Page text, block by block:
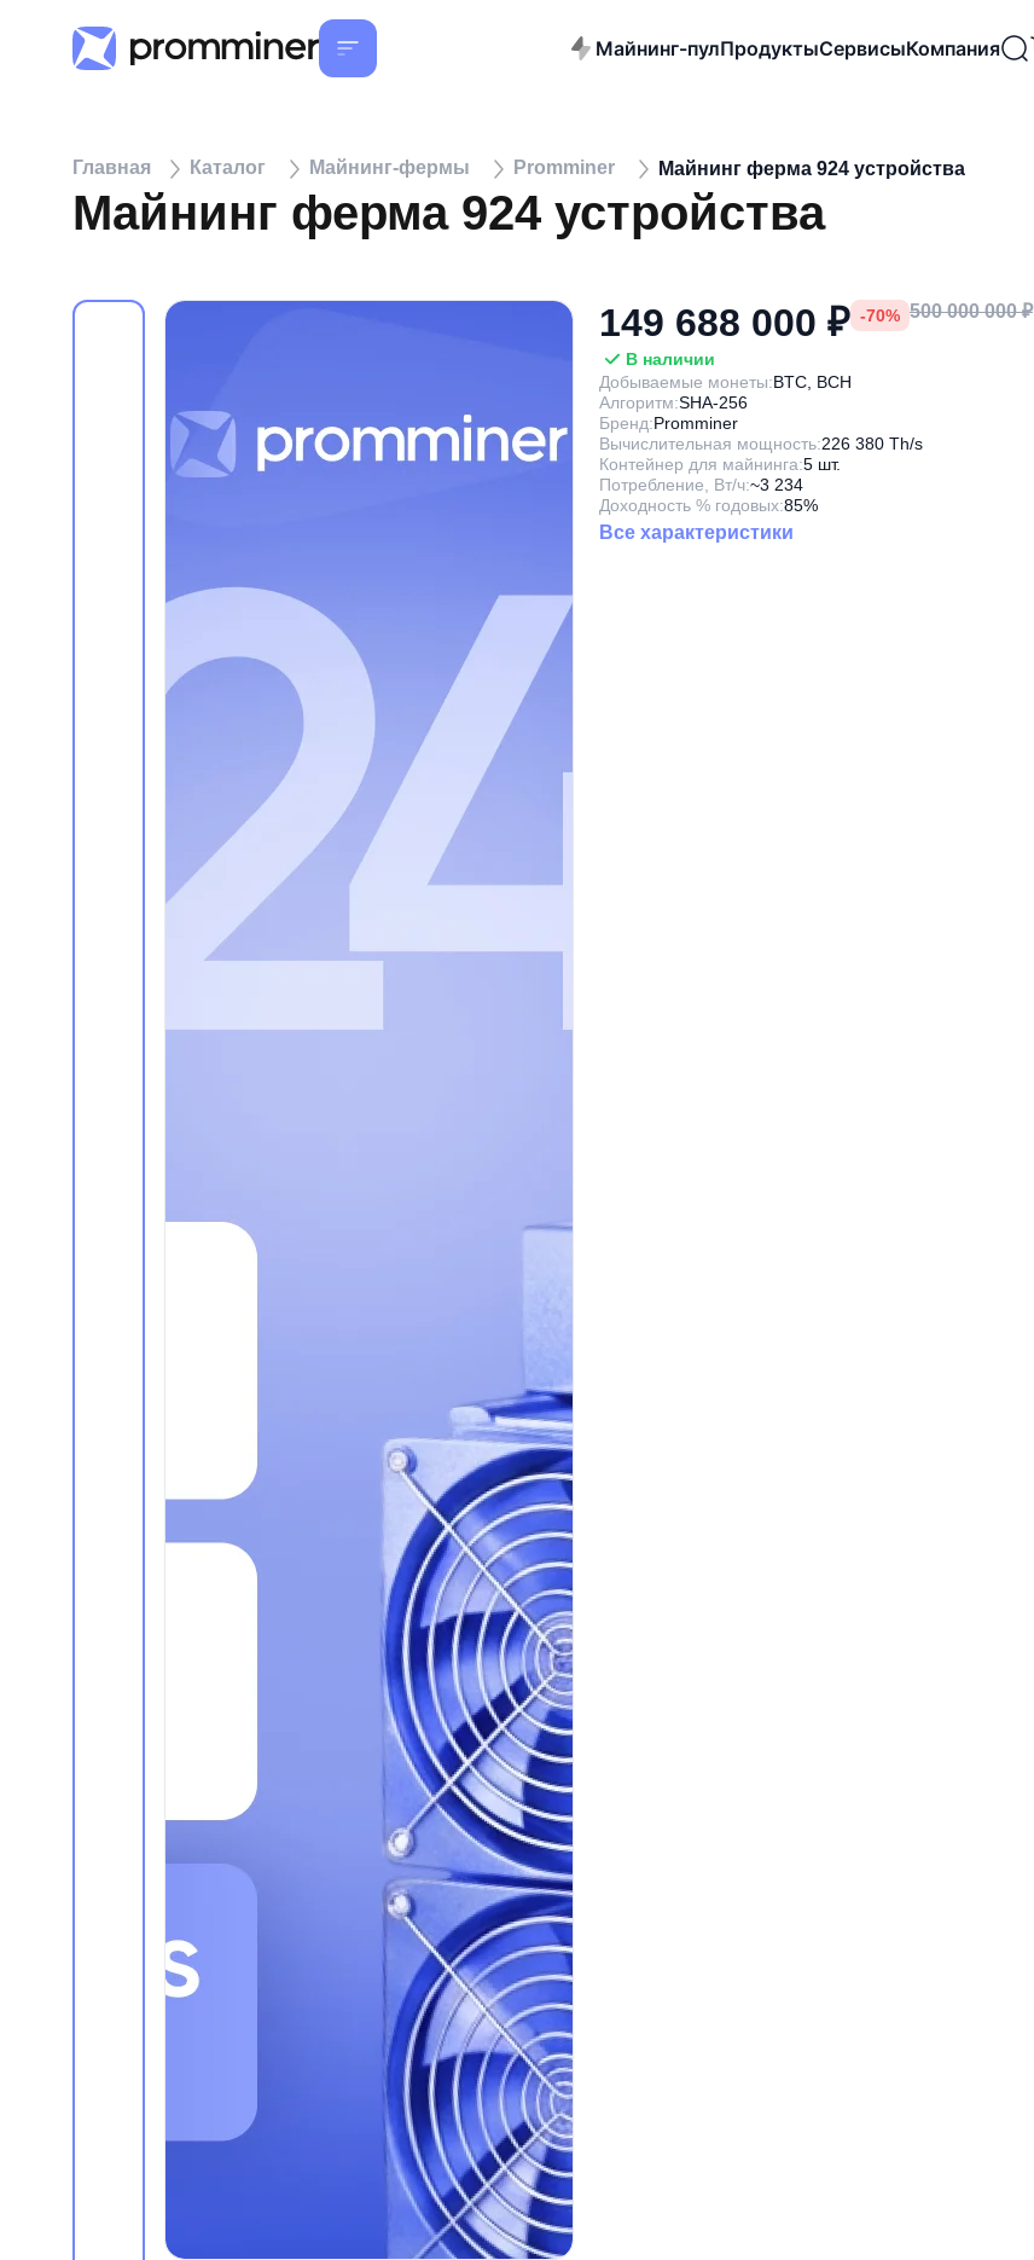
Майнинг-пулПродуктыСервисыКомпания
Главная Каталог Майнинг-фермы Promminer Майнинг ферма 924 устройства
Майнинг ферма 924 устройства
149 688 000 ₽ -70% 500 000 000 ₽
В наличии
Добываемые монеты:BTC, BCH
Алгоритм:SHA-256
Бренд:Promminer
Вычислительная мощность:226 380 Тh/s
Контейнер для майнинга:5 шт.
Потребление, Вт/ч:~3 234
Доходность % годовых:85%
Все характеристики